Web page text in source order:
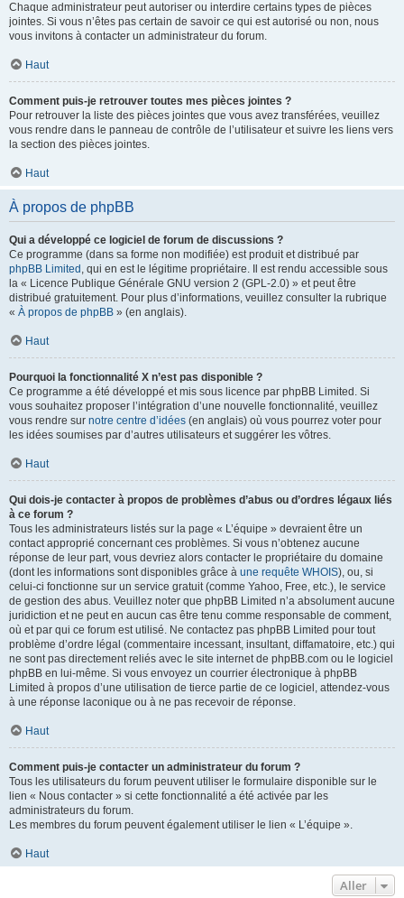
Chaque administrateur peut autoriser ou interdire certains types de pièces
jointes. Si vous n’êtes pas certain de savoir ce qui est autorisé ou non, nous
vous invitons à contacter un administrateur du forum.
Haut
Comment puis-je retrouver toutes mes pièces jointes ?
Pour retrouver la liste des pièces jointes que vous avez transférées, veuillez
vous rendre dans le panneau de contrôle de l’utilisateur et suivre les liens vers
la section des pièces jointes.
Haut
À propos de phpBB
Qui a développé ce logiciel de forum de discussions ?
Ce programme (dans sa forme non modifiée) est produit et distribué par
phpBB Limited , qui en est le légitime propriétaire. Il est rendu accessible sous
la « Licence Publique Générale GNU version 2 (GPL-2.0) » et peut être
distribué gratuitement. Pour plus d’informations, veuillez consulter la rubrique
« À propos de phpBB » (en anglais).
Haut
Pourquoi la fonctionnalité X n’est pas disponible ?
Ce programme a été développé et mis sous licence par phpBB Limited. Si
vous souhaitez proposer l’intégration d’une nouvelle fonctionnalité, veuillez
vous rendre sur notre centre d’idées (en anglais) où vous pourrez voter pour
les idées soumises par d’autres utilisateurs et suggérer les vôtres.
Haut
Qui dois-je contacter à propos de problèmes d’abus ou d’ordres légaux liés
à ce forum ?
Tous les administrateurs listés sur la page « L’équipe » devraient être un
contact approprié concernant ces problèmes. Si vous n’obtenez aucune
réponse de leur part, vous devriez alors contacter le propriétaire du domaine
(dont les informations sont disponibles grâce à une requête WHOIS), ou, si
celui-ci fonctionne sur un service gratuit (comme Yahoo, Free, etc.), le service
de gestion des abus. Veuillez noter que phpBB Limited n’a absolument aucune
juridiction et ne peut en aucun cas être tenu comme responsable de comment,
où et par qui ce forum est utilisé. Ne contactez pas phpBB Limited pour tout
problème d’ordre légal (commentaire incessant, insultant, diffamatoire, etc.) qui
ne sont pas directement reliés avec le site internet de phpBB.com ou le logiciel
phpBB en lui-même. Si vous envoyez un courrier électronique à phpBB
Limited à propos d’une utilisation de tierce partie de ce logiciel, attendez-vous
à une réponse laconique ou à ne pas recevoir de réponse.
Haut
Comment puis-je contacter un administrateur du forum ?
Tous les utilisateurs du forum peuvent utiliser le formulaire disponible sur le
lien « Nous contacter » si cette fonctionnalité a été activée par les
administrateurs du forum.
Les membres du forum peuvent également utiliser le lien « L’équipe ».
Haut
Aller